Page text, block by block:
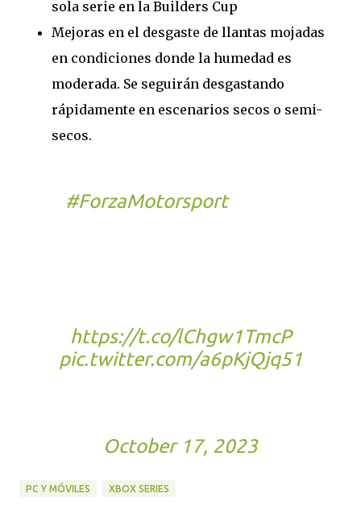
sola serie en la Builders Cup
Mejoras en el desgaste de llantas mojadas
en condiciones donde la humedad es
moderada. Se seguirán desgastando
rápidamente en escenarios secos o semi-
secos.
#ForzaMotorsportya está
https://t.co/lChgw1TmcP
pic.twitter.com/a6pKjQjq51
October 17, 2023
PC Y MÓVILES XBOX SERIES